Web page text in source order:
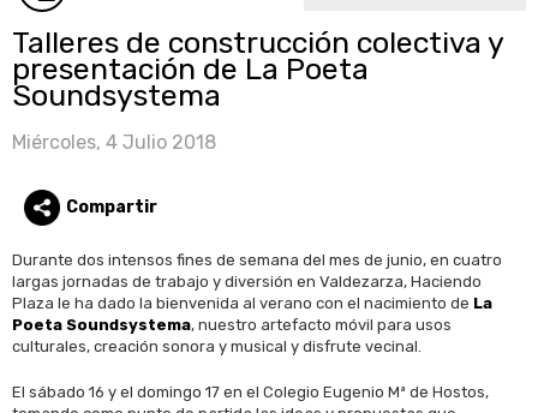
sesión
Imagina Madrid
Agenda
Contacto
Talleres de construcción colectiva y
presentación de La Poeta
Soundsystema
Miércoles, 4 Julio 2018
Compartir
Durante dos intensos fines de semana del mes de junio, en cuatro
largas jornadas de trabajo y diversión en Valdezarza, Haciendo
Plaza le ha dado la bienvenida al verano con el nacimiento de La
Poeta Soundsystema, nuestro artefacto móvil para usos
culturales, creación sonora y musical y disfrute vecinal.
El sábado 16 y el domingo 17 en el Colegio Eugenio Mª de Hostos,